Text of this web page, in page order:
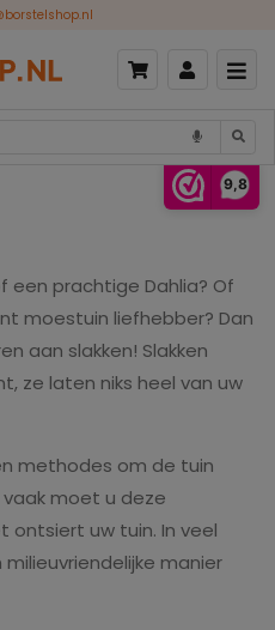
9,8
een prachtige Dahlia? Of
moestuin liefhebber? Dan
aan slakken! Slakken
ze laten niks heel van uw
methodes om de tuin
moet u deze
ontsiert uw tuin. In veel
manier